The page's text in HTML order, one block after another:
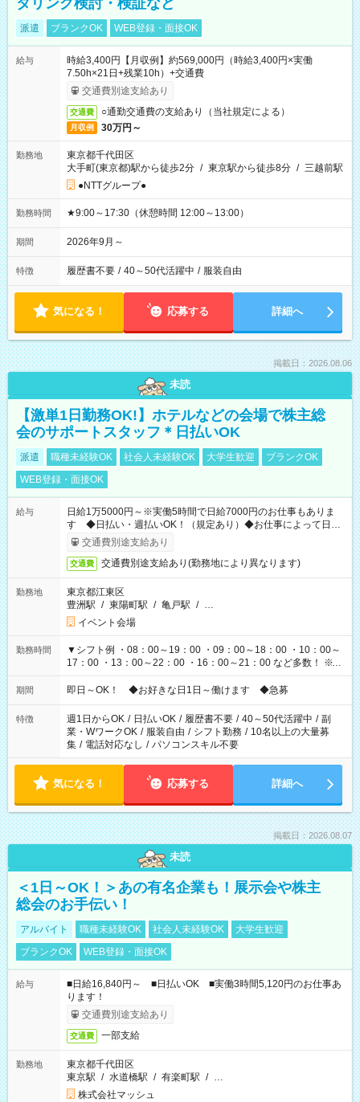
タリング検討・検証など
派遣 ブランクOK WEB登録・面接OK
給与
時給3,400円【月収例】約569,000円（時給3,400円×実働
7.50h×21日+残業10h）+交通費
交通費別途支給あり
交通費 ○通勤交通費の支給あり（当社規定による）
月収例 30万円～
勤務地
東京都千代田区
大手町(東京都)駅から徒歩2分 / 東京駅から徒歩8分 / 三越前駅
●NTTグループ●
勤務時間 ★9:00～17:30（休憩時間 12:00～13:00）
期間 2026年9月～
特徴 履歴書不要 / 40～50代活躍中 / 服装自由
気になる！ 応募する 詳細へ
掲載日：2026.08.06
未読
【激単1日勤務OK!】ホテルなどの会場で株主総
会のサポートスタッフ＊日払いOK
派遣 職種未経験OK 社会人未経験OK 大学生歓迎
ブランクOK
WEB登録・面接OK
給与
日給1万5000円～※実働5時間で日給7000円のお仕事もありま
す ◆日払い・週払いOK！（規定あり）◆お仕事によって日給
も異なります
交通費別途支給あり
交通費 交通費別途支給あり(勤務地により異なります)
勤務地
東京都江東区
豊洲駅 / 東陽町駅 / 亀戸駅 / …
イベント会場
勤務時間
▼シフト例 ・08：00～19：00 ・09：00～18：00 ・10：00～
17：00 ・13：00～22：00 ・16：00～21：00 など多数！ ※お
仕事により勤務時間が異なります
期間 即日～OK！ ◆お好きな日1日～働けます ◆急募
特徴 週1日からOK / 日払いOK / 履歴書不要 / 40～50代活躍中 / 副
業・WワークOK / 服装自由 / シフト勤務 / 10名以上の大量募
集 / 電話対応なし / パソコンスキル不要
気になる！ 応募する 詳細へ
掲載日：2026.08.07
未読
＜1日～OK！＞あの有名企業も！展示会や株主
総会のお手伝い！
アルバイト 職種未経験OK 社会人未経験OK
大学生歓迎
ブランクOK
WEB登録・面接OK
給与
■日給16,840円～ ■日払いOK ■実働3時間5,120円のお仕事あ
ります！
交通費別途支給あり
交通費 一部支給
勤務地
東京都千代田区
東京駅 / 水道橋駅 / 有楽町駅 / …
株式会社マッシュ